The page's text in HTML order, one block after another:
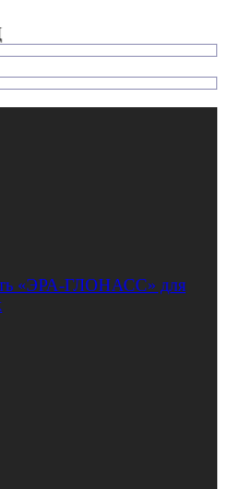
«ЭРА-ГЛОНАСС» для